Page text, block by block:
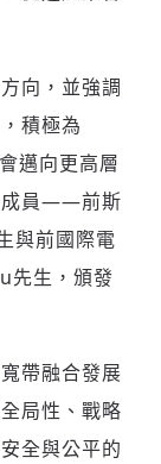
向，並強調
積極為
邁向更高層
成員——前斯
與前國際電
先生，頒發
帶融合發展
局性、戰略
全與公平的